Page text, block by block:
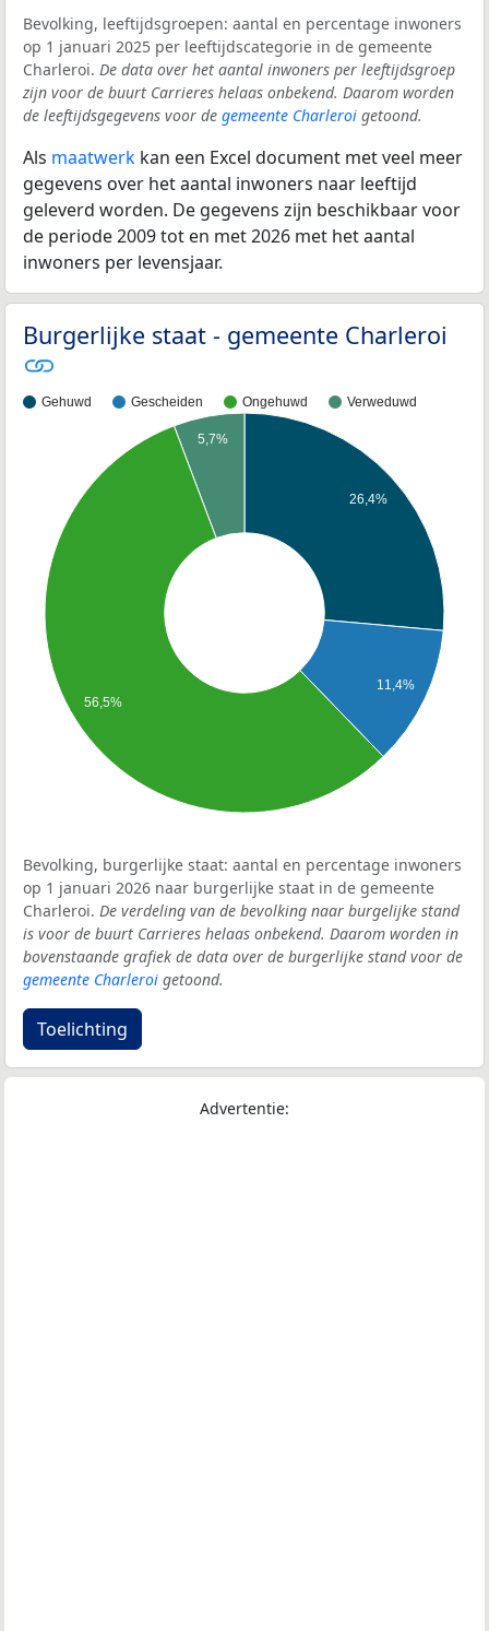
Bevolking, leeftijdsgroepen: aantal en percentage inwoners
op 1 januari 2025 per leeftijdscategorie in de gemeente
Charleroi. De data over het aantal inwoners per leeftijdsgroep
zijn voor de buurt Carrieres helaas onbekend. Daarom worden
de leeftijdsgegevens voor de gemeente Charleroi getoond.
Als maatwerk kan een Excel document met veel meer
gegevens over het aantal inwoners naar leeftijd
geleverd worden. De gegevens zijn beschikbaar voor
de periode 2009 tot en met 2026 met het aantal
inwoners per levensjaar.
Burgerlijke staat - gemeente Charleroi
Gehuwd Gescheiden Ongehuwd Verweduwd
26,4%
11,4%
5,7%
56,5%
Bevolking, burgerlijke staat: aantal en percentage inwoners
op 1 januari 2026 naar burgerlijke staat in de gemeente
Charleroi. De verdeling van de bevolking naar burgelijke stand
is voor de buurt Carrieres helaas onbekend. Daarom worden in
bovenstaande grafiek de data over de burgerlijke stand voor de
gemeente Charleroi getoond.
Toelichting
Advertentie: